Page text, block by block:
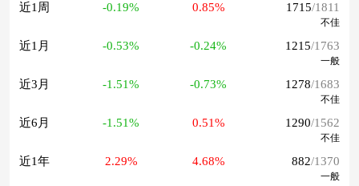
近1周 -0.19% 0.85% 1715/1811
不佳
近1月 -0.53% -0.24% 1215/1763
一般
近3月 -1.51% -0.73% 1278/1683
不佳
近6月 -1.51% 0.51% 1290/1562
不佳
近1年 2.29% 4.68% 882/1370
一般